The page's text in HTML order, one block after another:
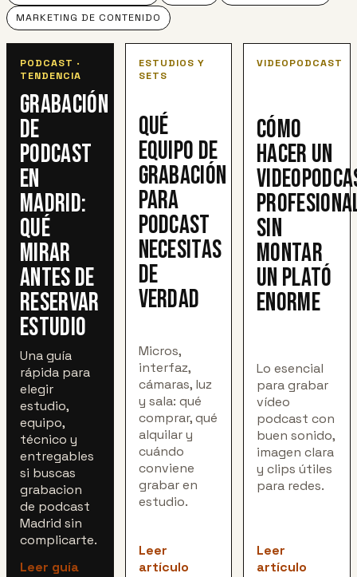
MARKETING DE CONTENIDO
PODCAST ·
TENDENCIA
Grabación
de
podcast
en
Madrid:
qué
mirar
antes de
reservar
estudio
Una guía
rápida para
elegir
estudio,
equipo,
técnico y
entregables
si buscas
grabacion
de podcast
Madrid sin
complicarte.
Leer guía
ESTUDIOS Y
SETS
Qué
equipo de
grabación
para
podcast
necesitas
de
verdad
Micros,
interfaz,
cámaras, luz
y sala: qué
comprar, qué
alquilar y
cuándo
conviene
grabar en
estudio.
Leer
artículo
VIDEOPODCAST
Cómo
hacer un
sin
montar
un plató
enorme
Lo esencial
para grabar
vídeo
podcast con
buen sonido,
imagen clara
y clips útiles
para redes.
Leer
artículo